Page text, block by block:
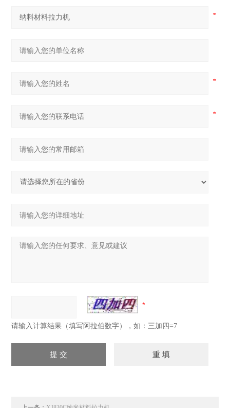
请输入计算结果（填写阿拉伯数字），如：三加四=7